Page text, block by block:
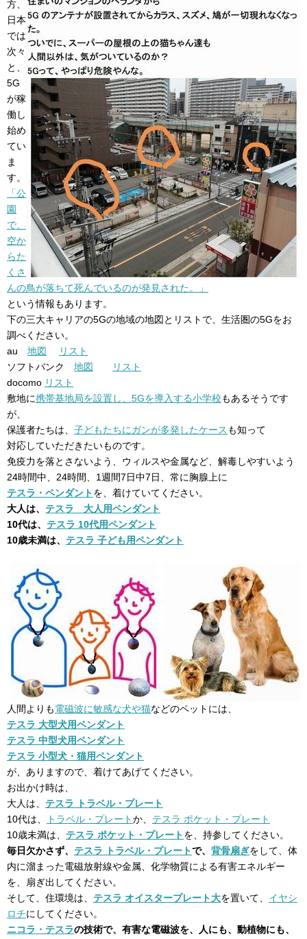
方、
日本
では
次々
と、
5G
が稼
働し
始め
てい
ま
す。
「公
園
で、
空か
らた
くさ
んの鳥が落ちて死んでいるのが発見された。」
という情報もあります。
下の三大キャリアの5Gの地域の地図とリストで、生活圏の5Gをお
調べください。
au 地図
リスト
ソフトバンク 地図
リスト
docomo リスト
敷地に携帯基地局を設置し、5Gを導入する小学校もあるそうです
が、
保護者たちは、 子どもたちにガンが多発したケース も知って
対応していただきたいものです。
免疫力を落とさないよう、ウィルスや金属など、解毒しやすいよう
24時間中、24時間、1週間7日中7日、常に胸腺上に
テスラ・ペンダントを、着けていてください。
大人は、 テスラ 大人用ペンダント
10代は、 テスラ 10代用ペンダント
10歳未満は、 テスラ 子ども用ペンダント
人間よりも電磁波に敏感な犬や猫などのペットには、
テスラ 大型犬用ペンダント
テスラ 中型犬用ペンダント
テスラ 小型犬・猫用ペンダント
が、ありますので、着けてあげてください。
お出かけ時は、
大人は、 テスラ トラベル・プレート
10代は、
トラベル・プレートか、 テスラ ポケット・プレート
10歳未満は、 テスラ ポケット・プレートを、持参してください。
毎日欠かさず、 テスラ トラベル・プレートで、 背骨扇ぎをして、体
内に溜まった電磁放射線や金属、化学物質による有害エネルギー
を、扇ぎ出してください。
そして、住環境は、 テスラ オイスタープレート大を置いて、 イヤシ
ロチにしてください。
ニコラ・テスラの技術で、有害な電磁波を、人にも、動植物にも、